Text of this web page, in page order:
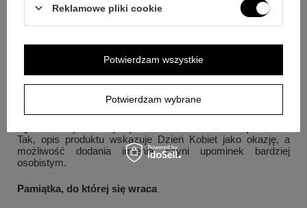
Pytanie: Jakie wykończenie ma poszewka?
Odpowiedź:
Wykończenie poszewki jest matowe.
poduszki wykonany jest w bardzo trwałej technice.
Pytanie:Co otrzymuję w zestawie?Odpowiedź:W skład
zestawu wchodzi poduszka, poszewka oraz nadruk na
Tak, opis produktu wskazuje Dzień Kobiet jako okazję, a
możliwość dodania imienia czyni upominek bardziej
osobistym.
Pamiątka, do której się wraca
Reklamowe pliki cookie
Potwierdzam wybrane
Potwierdzam wszystkie